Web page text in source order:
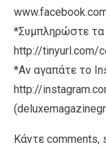
*Συμπληρώστε τα
http://tinyurl.com/
*Αν αγαπάτε το
http://
Κάντε comments,